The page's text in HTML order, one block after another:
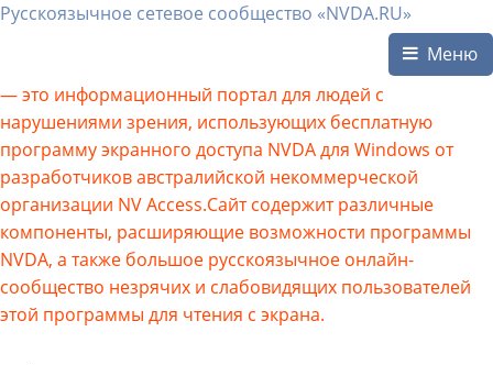
Русскоязычное сетевое сообщество «NVDA.RU»
Меню
— это информационный портал для людей с
нарушениями зрения, использующих бесплатную
программу экранного доступа NVDA для Windows от
разработчиков австралийской некоммерческой
организации NV Access.Сайт содержит различные
компоненты, расширяющие возможности программы
NVDA, а также большое русскоязычное онлайн-
сообщество незрячих и слабовидящих пользователей
этой программы для чтения с экрана.